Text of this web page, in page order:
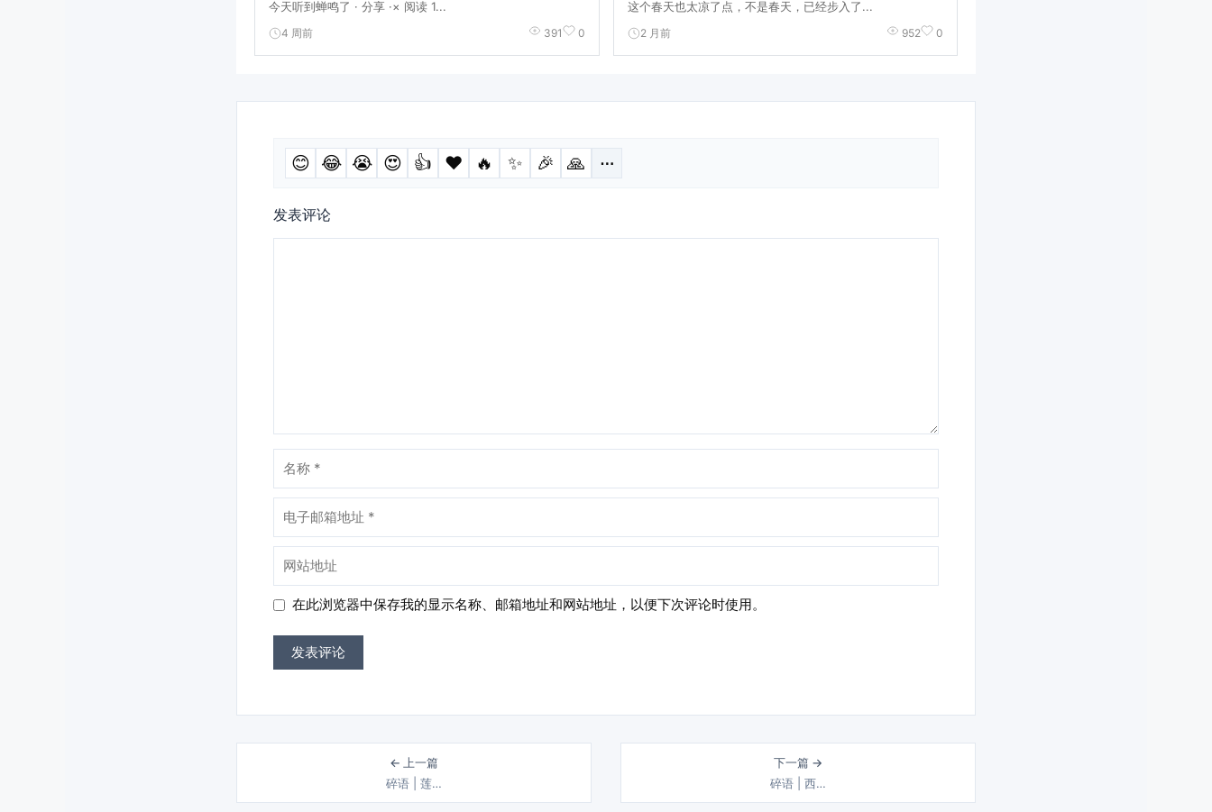
今天听到蝉鸣了 · 分享 ·× 阅读 1...
4 周前 391 0
这个春天也太凉了点，不是春天，已经步入了...
2 月前 952 0
😊 😂 😭 😍 👍 ❤️ 🔥 ✨ 🎉 🙏 ⋯
发表评论
称
子
邮
箱
地
址
站
址
在此浏览器中保存我的显示名称、邮箱地址和网站地址，以便下次评论时使用。
← 上一篇
碎语 | 莲…
下一篇 →
碎语 | 西…